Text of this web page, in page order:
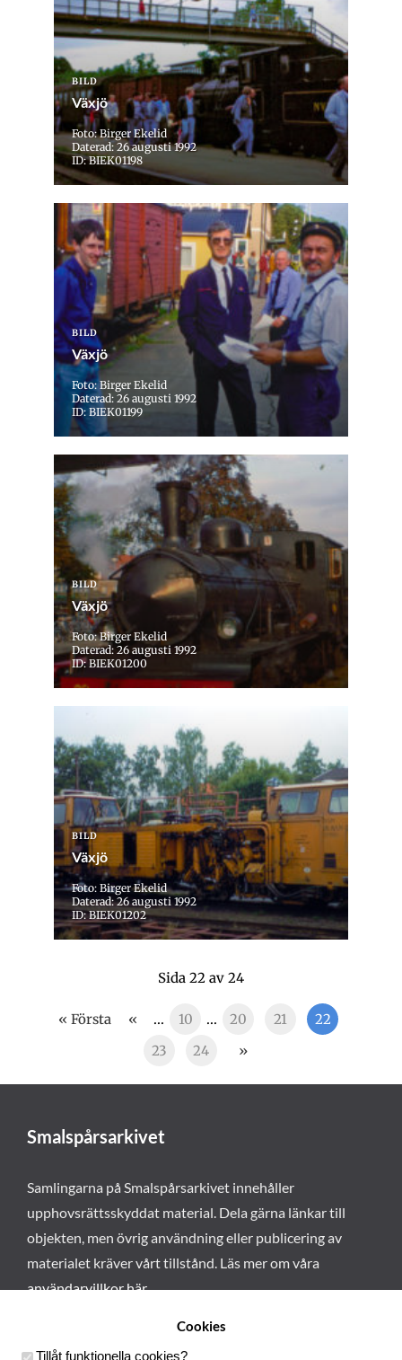
BILD
Växjö
Foto: Birger Ekelid
Daterad: 26 augusti 1992
ID: BIEK01198
BILD
Växjö
Foto: Birger Ekelid
Daterad: 26 augusti 1992
ID: BIEK01199
BILD
Växjö
Foto: Birger Ekelid
Daterad: 26 augusti 1992
ID: BIEK01200
BILD
Växjö
Foto: Birger Ekelid
Daterad: 26 augusti 1992
ID: BIEK01202
Sida 22 av 24
« Första « ... 10 ... 20 21
22
23
24 »
Smalspårsarkivet
Samlingarna på Smalspårsarkivet innehåller
upphovsrättsskyddat material. Dela gärna länkar till
objekten, men övrig användning eller publicering av
materialet kräver vårt tillstånd. Läs mer om våra
användarvillkor här.
Cookies
Tillåt funktionella cookies?